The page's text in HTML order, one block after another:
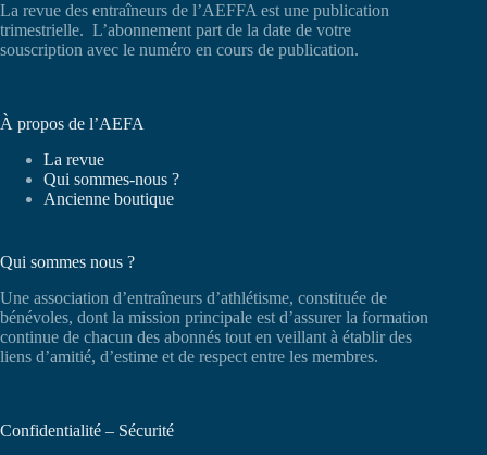
La revue des entraîneurs de l’AEFFA est une publication
trimestrielle. L’abonnement part de la date de votre
souscription avec le numéro en cours de publication.
À propos de l’AEFA
La revue
Qui sommes-nous ?
Ancienne boutique
Qui sommes nous ?
Une association d’entraîneurs d’athlétisme, constituée de
bénévoles, dont la mission principale est d’assurer la formation
continue de chacun des abonnés tout en veillant à établir des
liens d’amitié, d’estime et de respect entre les membres.
Confidentialité – Sécurité